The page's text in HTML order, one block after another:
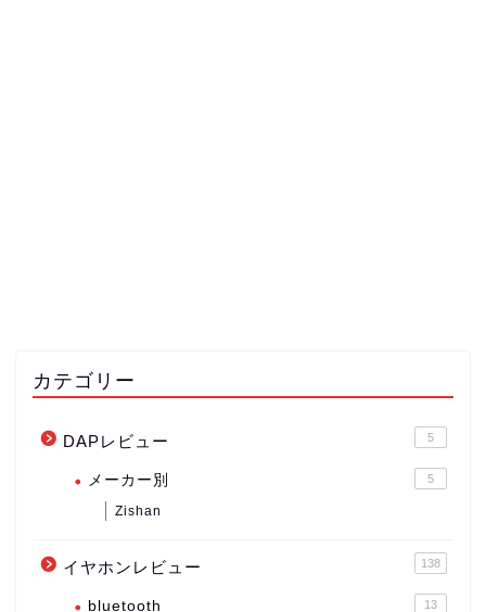
カテゴリー
DAPレビュー 5
メーカー別 5
Zishan
イヤホンレビュー 138
bluetooth 13